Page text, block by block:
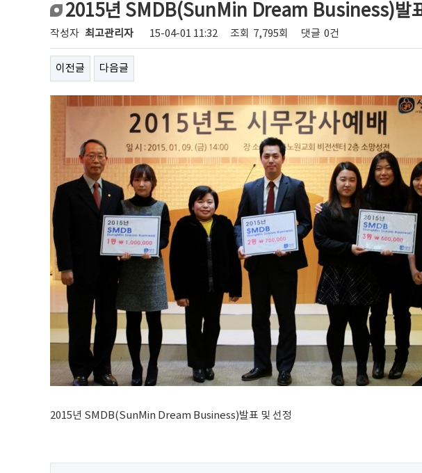
2015년 SMDB(SunMin Dream Business)발
작성자 최고관리자 15-04-01 11:32 조회 7,795회 댓글 0건
이전글 다음글
2015년 SMDB(SunMin Dream Business)발표 및 선정